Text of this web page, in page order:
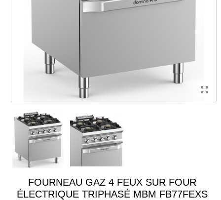
FOURNEAU GAZ 4 FEUX SUR FOUR
ÉLECTRIQUE TRIPHASÉ MBM FB77FEXS